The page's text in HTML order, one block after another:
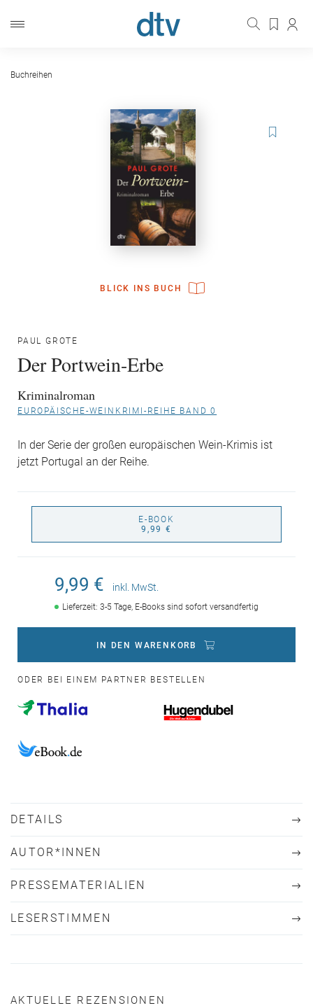
Buchreihen
BLICK INS BUCH
PAUL GROTE
Der Portwein-Erbe
Kriminalroman
EUROPÄISCHE-WEINKRIMI-REIHE BAND 0
In der Serie der großen europäischen Wein-Krimis ist
jetzt Portugal an der Reihe.
E-BOOK
9,99 €
9,99 € inkl. MwSt.
Lieferzeit: 3-5 Tage, E-Books sind sofort versandfertig
IN DEN WARENKORB
ODER BEI EINEM PARTNER BESTELLEN
DETAILS
AUTOR*INNEN
PRESSEMATERIALIEN
LESERSTIMMEN
AKTUELLE REZENSIONEN